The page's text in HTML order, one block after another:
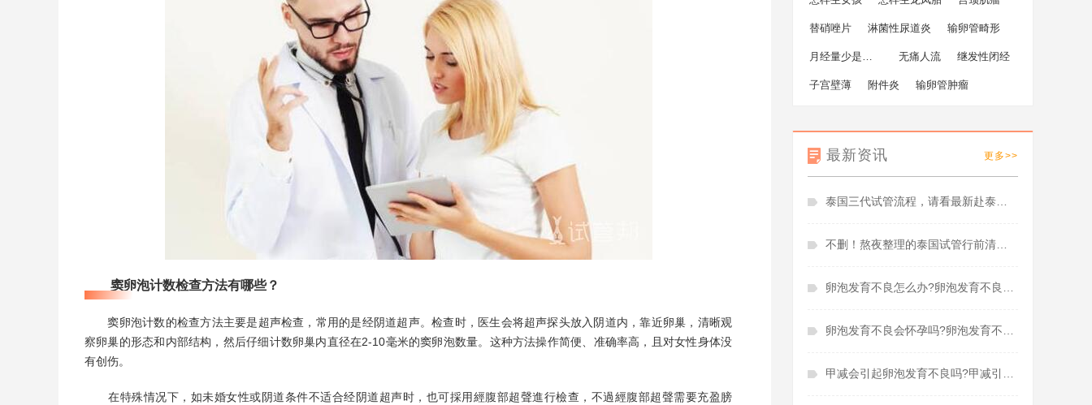
窦卵泡计数检查方法有哪些？
窦卵泡计数的检查方法主要是超声检查，常用的是经阴道超声。检查时，医生会将超声探头放入阴道内，靠近卵巢，清晰观
察卵巢的形态和内部结构，然后仔细计数卵巢内直径在2-10毫米的窦卵泡数量。这种方法操作简便、准确率高，且对女性身体没
有创伤。
在特殊情况下，如未婚女性或阴道条件不适合经阴道超声时，也可採用經腹部超聲進行檢查，不過經腹部超聲需要充盈膀
替硝唑片 淋菌性尿道炎 输卵管畸形
月经量少是什么原因 无痛人流 继发性闭经
子宫壁薄 附件炎 输卵管肿瘤
最新资讯 更多>>